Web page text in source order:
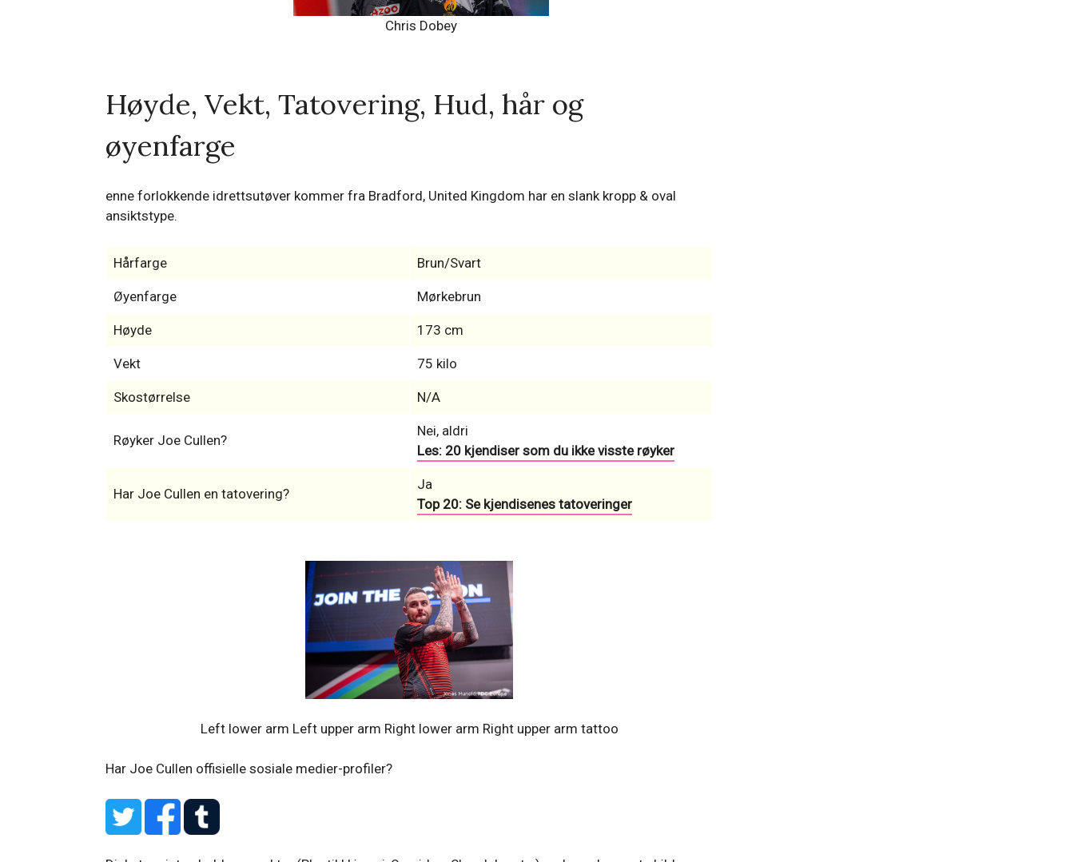
Chris Dobey
Høyde, Vekt, Tatovering, Hud, hår og
øyenfarge
enne forlokkende idrettsutøver kommer fra Bradford, United Kingdom har en slank kropp & oval
ansiktstype.
Hårfarge Brun/Svart
Øyenfarge Mørkebrun
Høyde 173 cm
Vekt 75 kilo
Skostørrelse N/A
Røyker Joe Cullen?
Nei, aldri
Les: 20 kjendiser som du ikke visste røyker
Har Joe Cullen en tatovering?
Ja
Top 20: Se kjendisenes tatoveringer
Left lower arm Left upper arm Right lower arm Right upper arm tattoo
Har Joe Cullen offisielle sosiale medier-profiler?